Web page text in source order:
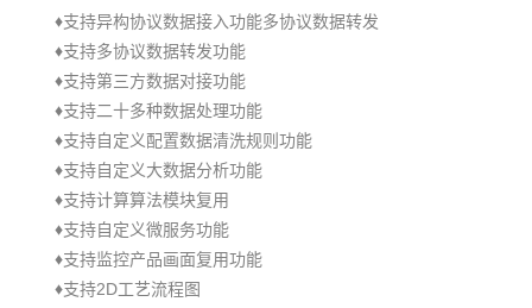
♦支持异构协议数据接入功能多协议数据转发
♦支持多协议数据转发功能
♦支持第三方数据对接功能
♦支持二十多种数据处理功能
♦支持自定义配置数据清洗规则功能
♦支持自定义大数据分析功能
♦支持计算算法模块复用
♦支持自定义微服务功能
♦支持监控产品画面复用功能
♦支持2D工艺流程图